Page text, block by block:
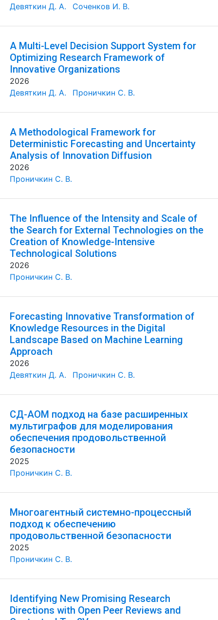
Девяткин Д. А.
Соченков И. В.
A Multi-Level Decision Support System for
Optimizing Research Framework of
Innovative Organizations
2026
Девяткин Д. А.
Проничкин С. В.
A Methodological Framework for
Deterministic Forecasting and Uncertainty
Analysis of Innovation Diffusion
2026
Проничкин С. В.
The Influence of the Intensity and Scale of
the Search for External Technologies on the
Creation of Knowledge-Intensive
Technological Solutions
2026
Проничкин С. В.
Forecasting Innovative Transformation of
Knowledge Resources in the Digital
Landscape Based on Machine Learning
Approach
2026
Девяткин Д. А.
Проничкин С. В.
СД-АОМ подход на базе расширенных
мультиграфов для моделирования
обеспечения продовольственной
безопасности
2025
Проничкин С. В.
Многоагентный системно-процессный
подход к обеспечению
продовольственной безопасности
2025
Проничкин С. В.
Identifying New Promising Research
Directions with Open Peer Reviews and